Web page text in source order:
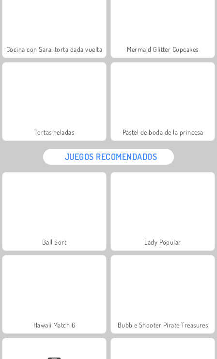
Cocina con Sara: torta dada vuelta Mermaid Glitter Cupcakes
Tortas heladas Pastel de boda de la princesa
JUEGOS RECOMENDADOS
Ball Sort Lady Popular
Hawaii Match 6 Bubble Shooter Pirate Treasures